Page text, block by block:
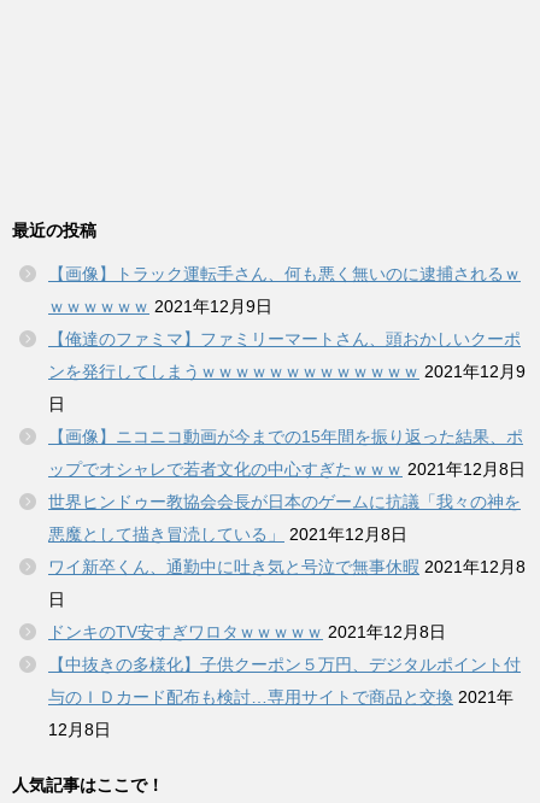
最近の投稿
【画像】トラック運転手さん、何も悪く無いのに逮捕されるｗ
ｗｗｗｗｗｗ 2021年12月9日
【俺達のファミマ】ファミリーマートさん、頭おかしいクーポ
ンを発行してしまうｗｗｗｗｗｗｗｗｗｗｗｗｗ 2021年12月9
日
【画像】ニコニコ動画が今までの15年間を振り返った結果、ポ
ップでオシャレで若者文化の中心すぎたｗｗｗ 2021年12月8日
世界ヒンドゥー教協会会長が日本のゲームに抗議「我々の神を
悪魔として描き冒涜している」
2021年12月8日
ワイ新卒くん、通勤中に吐き気と号泣で無事休暇 2021年12月8
日
ドンキのTV安すぎワロタｗｗｗｗｗ 2021年12月8日
【中抜きの多様化】子供クーポン５万円、デジタルポイント付
与のＩＤカード配布も検討…専用サイトで商品と交換 2021年
12月8日
人気記事はここで！